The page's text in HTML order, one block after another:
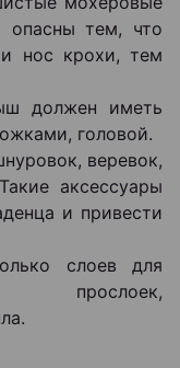
тем, что
нос крохи, тем
должен иметь
головой.
веревок,
аксессуары
и привести
слоев для
прослоек,